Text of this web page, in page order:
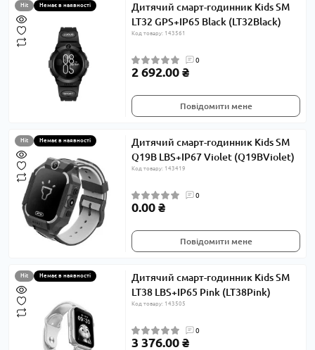
Hit Немає в наявності
Дитячий смарт-годинник Kids SM
LT32 GPS+IP65 Black (LT32Black)
Код товару: 143561
0
2 692.00 ₴
Повідомити мене
Hit Немає в наявності
Дитячий смарт-годинник Kids SM
Q19B LBS+IP67 Violet (Q19BViolet)
Код товару: 143419
0
0.00 ₴
Повідомити мене
Hit Немає в наявності
Дитячий смарт-годинник Kids SM
LT38 LBS+IP65 Pink (LT38Pink)
Код товару: 143505
0
3 376.00 ₴